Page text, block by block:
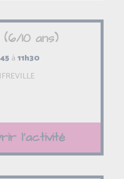
(6/10 ans)
à11h30
l'activité